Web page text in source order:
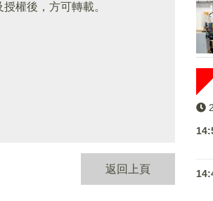
授權後，方可轉載。
返回上頁